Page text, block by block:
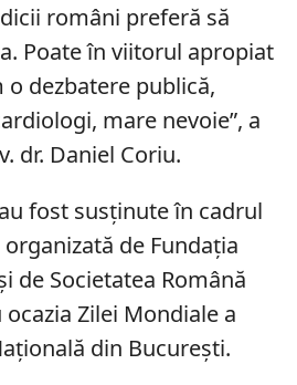
români preferă să
Poate în viitorul apropiat
o dezbatere publică,
mare nevoie”, a
dr. Daniel Coriu.
fost susținute în cadrul
de Fundaţia
de Societatea Română
Zilei Mondiale a
din Bucureşti.